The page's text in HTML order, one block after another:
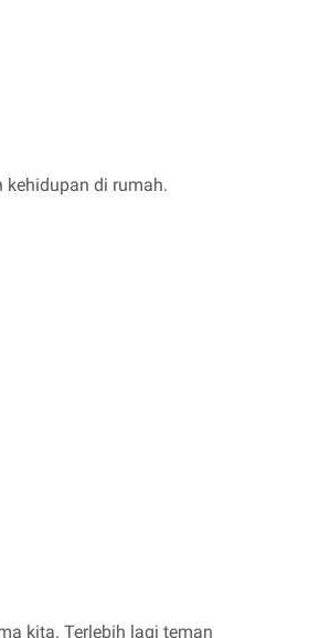
di rumah.
kita. Terlebih lagi teman